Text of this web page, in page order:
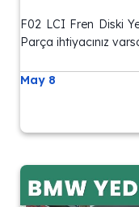
F02 LCI Fren Diski
Parça ihtiyacınız
May 8